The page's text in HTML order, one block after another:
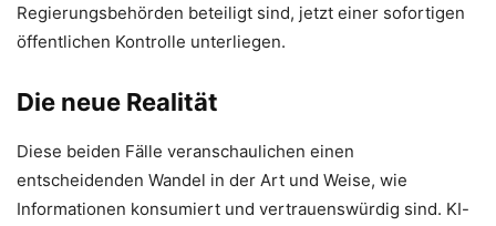
Regierungsbehörden beteiligt sind, jetzt einer sofortigen
öffentlichen Kontrolle unterliegen.
Die neue Realität
Diese beiden Fälle veranschaulichen einen
entscheidenden Wandel in der Art und Weise, wie
Informationen konsumiert und vertrauenswürdig sind. KI-